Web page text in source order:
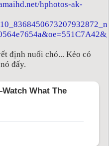
định nuối chó... Kẻo có
đấy.